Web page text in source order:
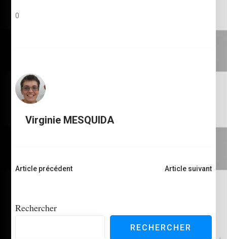
0
Virginie MESQUIDA
Navigation
Article précédent Article suivant
Rechercher
RECHERCHER